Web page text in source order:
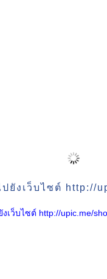
ยังเว็บไซต์ http://
เว็บไซต์ http://upic.me/